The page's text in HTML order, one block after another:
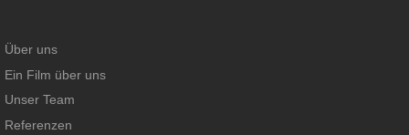
Über uns
Ein Film über uns
Unser Team
Referenzen